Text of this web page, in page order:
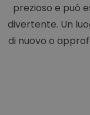
prezioso e può
divertente. Un
di nuovo o